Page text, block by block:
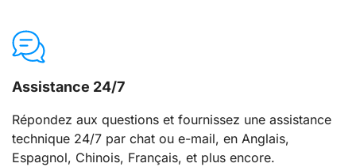
Assistance 24/7
Répondez aux questions et fournissez une assistance
technique 24/7 par chat ou e-mail, en Anglais,
Espagnol, Chinois, Français, et plus encore.